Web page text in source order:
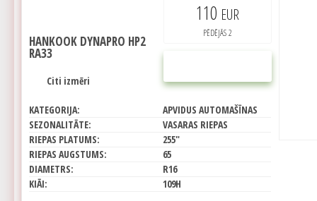
110 EUR
PĒDĒJĀS 2
HANKOOK DYNAPRO HP2
RA33
Citi izmēri
KATEGORIJA:
APVIDUS AUTOMAŠĪNAS
SEZONALITĀTE:
VASARAS RIEPAS
RIEPAS PLATUMS:
255"
RIEPAS AUGSTUMS:
65
DIAMETRS:
R16
KIĀI:
109H